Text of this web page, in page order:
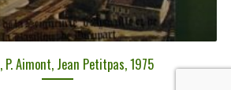
P. Aimont, Jean Petitpas, 1975